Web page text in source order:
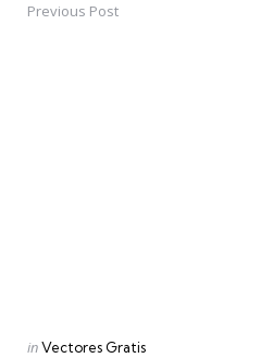
PostPrevious Post
Posted
inVectores Gratis